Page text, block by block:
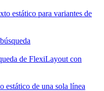
estático para variantes de
de FlexiLayout con
estático de una sola línea